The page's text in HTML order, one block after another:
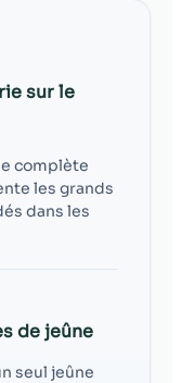
sur le
complète
les grands
dans les
de jeûne
seul jeûne